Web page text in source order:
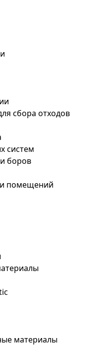
сбора отходов
систем
боров
помещений
материалы